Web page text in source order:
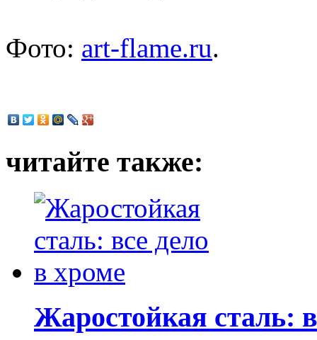
Фото: art-flame.ru.
читайте также:
Жаростойкая сталь: